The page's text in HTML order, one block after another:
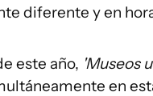
diferente y en
este año, 'Museos
en